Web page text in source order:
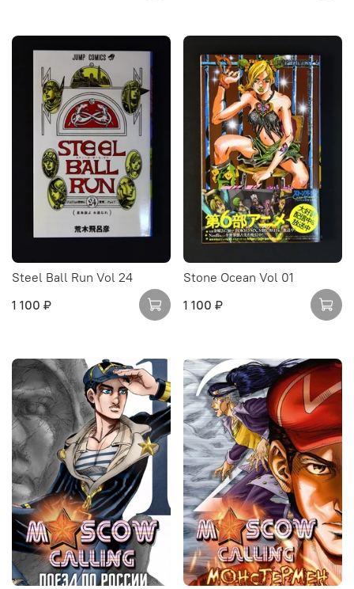
Steel Ball Run Vol 24
1 100 ₽
Stone Ocean Vol 01
1 100 ₽